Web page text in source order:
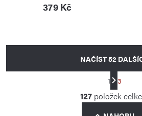
379 Kč
O
v
NAČÍST 52
S
t
r
á
1 3
127 položek